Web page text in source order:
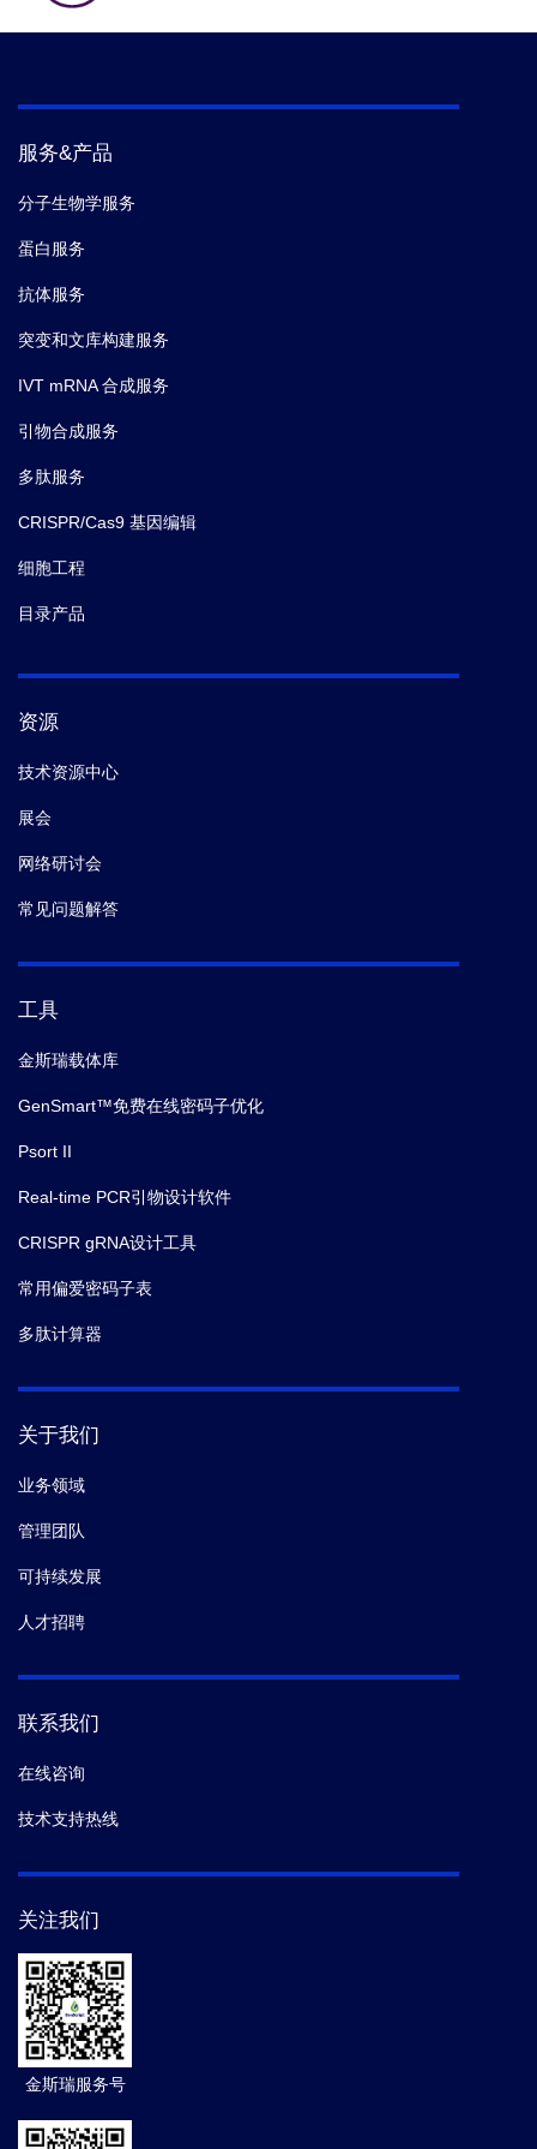
服务&产品
分子生物学服务
蛋白服务
抗体服务
突变和文库构建服务
IVT mRNA 合成服务
引物合成服务
多肽服务
CRISPR/Cas9 基因编辑
细胞工程
目录产品
资源
技术资源中心
展会
网络研讨会
常见问题解答
工具
金斯瑞载体库
GenSmart™免费在线密码子优化
Psort II
Real-time PCR引物设计软件
CRISPR gRNA设计工具
常用偏爱密码子表
多肽计算器
关于我们
业务领域
管理团队
可持续发展
人才招聘
联系我们
在线咨询
技术支持热线
关注我们
金斯瑞服务号